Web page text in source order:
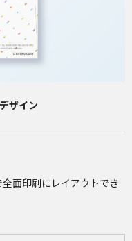
ザイン
面印刷にレイアウトでき